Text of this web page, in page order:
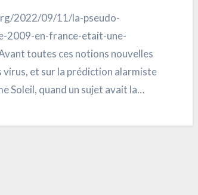
2022/09/11/la-pseudo-
2009-en-france-etait-une-
toutes ces notions nouvelles
virus, et sur la prédiction alarmiste
Soleil, quand un sujet avait la